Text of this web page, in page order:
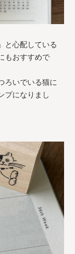
と心配している
もおすすめで
ろいでいる猫に
プになりまし